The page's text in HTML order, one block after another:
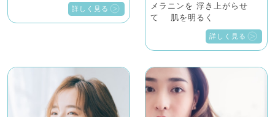
詳しく見る
メラニンを 浮き上がらせ
て 肌を明るく
詳しく見る